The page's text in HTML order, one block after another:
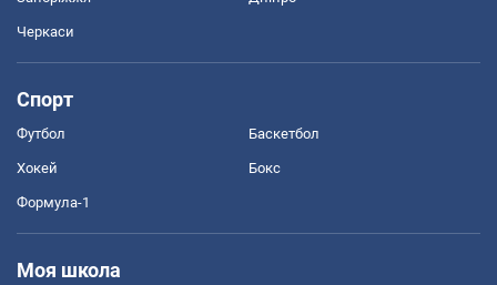
Черкаси
Спорт
Футбол Баскетбол
Хокей Бокс
Формула-1
Моя школа